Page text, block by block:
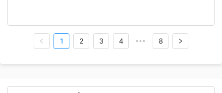
1 2 3 4 ••• 8